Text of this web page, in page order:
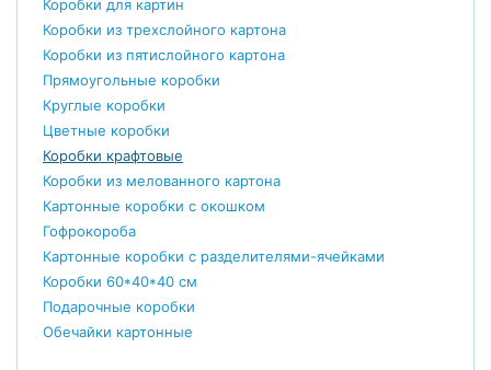
Коробки для картин
Коробки из трехслойного картона
Коробки из пятислойного картона
Прямоугольные коробки
Круглые коробки
Цветные коробки
Коробки крафтовые
Коробки из мелованного картона
Картонные коробки с окошком
Гофрокороба
Картонные коробки с разделителями-ячейками
Коробки 60*40*40 см
Подарочные коробки
Обечайки картонные